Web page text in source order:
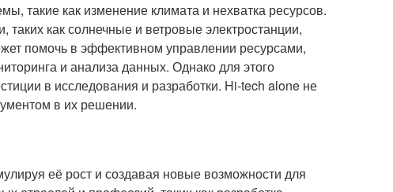
такие как изменение климата и нехватка ресурсов.
как солнечные и ветровые электростанции,
помочь в эффективном управлении ресурсами,
и анализа данных. Однако для этого
в исследования и разработки. Hi-tech alone не
в их решении.
её рост и создавая новые возможности для